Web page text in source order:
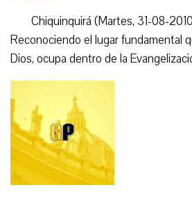
Chiquinquirá (Martes, 31-08-
Reconociendo el lugar fundamental
Dios, ocupa dentro de la